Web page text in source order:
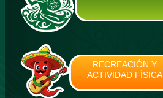
RECREACIÓN Y
ACTIVIDAD FÍSICA